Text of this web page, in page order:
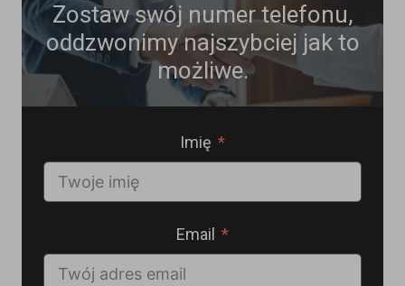
Zostaw swój numer telefonu,
oddzwonimy najszybciej jak to
możliwe.
Imię
Email